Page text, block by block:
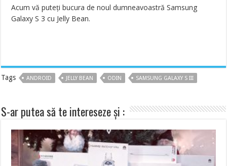
Acum vă puteți bucura de noul dumneavoastră Samsung
Galaxy S 3 cu Jelly Bean.
Tags ANDROID JELLY BEAN ODIN SAMSUNG GALAXY S III
S-ar putea să te intereseze și :